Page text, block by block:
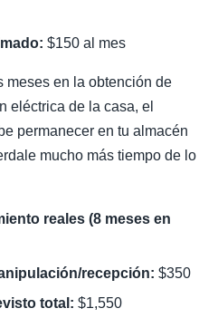
$150 al mes
meses en la obtención de
eléctrica de la casa, el
permanecer en tu almacén
mucho más tiempo de lo
reales (8 meses en
recepción: $350
total: $1,550